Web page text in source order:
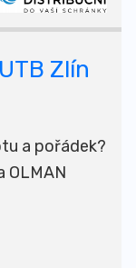
Zlín
a pořádek?
OLMAN